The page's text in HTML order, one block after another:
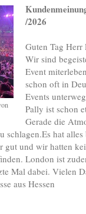
/2026
Guten Tag Herr
Wir sind
Event
schon oft in
Events
Pally ist schon
Gerade die
schlagen.Es hat alles
gut und wir hatten
London ist
Mal dabei. Vielen
aus Hessen